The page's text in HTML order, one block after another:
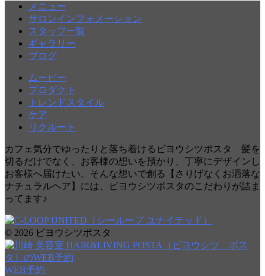
メニュー
サロンインフォメーション
スタッフ一覧
ギャラリー
ブログ
ムービー
プロダクト
トレンドスタイル
ケア
リクルート
カフェ気分でゆったりと落ち着けるビヨウシツポスタ 髪を
切るだけでなく、お客様の想いを預かり、丁寧にデザインし
お客様へ届けたい。そんな想いで創る【さりげなくお洒落な
ナチュラルヘア】には、ビヨウシツポスタのこだわりが詰ま
ってます♪
© 2026 ビヨウシツポスタ
WEB予約